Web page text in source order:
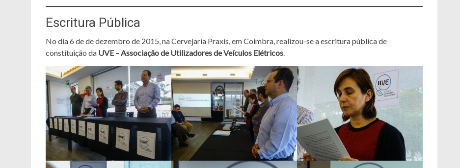
Escritura Pública
No dia 6 de de dezembro de 2015, na Cervejaria Praxis, em Coimbra, realizou-se a escritura pública de
constituição da UVE – Associação de Utilizadores de Veículos Elétricos.